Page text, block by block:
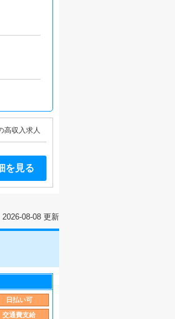
高収入求人
を見る
2026-08-08 更新
日払い可
交通費支給